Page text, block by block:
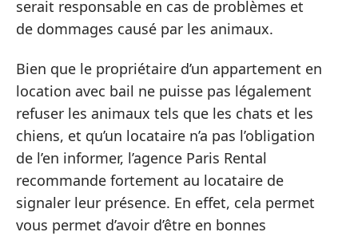
serait responsable en cas de problèmes et
de dommages causé par les animaux.
Bien que le propriétaire d’un appartement en
location avec bail ne puisse pas légalement
refuser les animaux tels que les chats et les
chiens, et qu’un locataire n’a pas l’obligation
de l’en informer, l’agence Paris Rental
recommande fortement au locataire de
signaler leur présence. En effet, cela permet
vous permet d’avoir d’être en bonnes